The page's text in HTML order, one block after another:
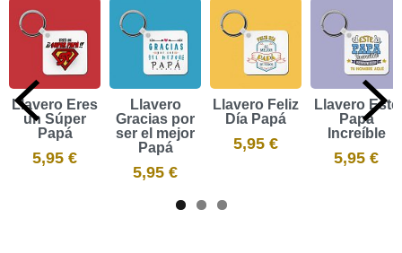
Llavero Eres
un Súper
Papá
5,95 €
Llavero
Gracias por
ser el mejor
Papá
5,95 €
Llavero Feliz
Día Papá
5,95 €
Llavero Este
Papá
Increíble
5,95 €